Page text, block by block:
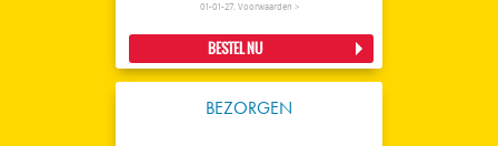
01-01-27. Voorwaarden >
BESTEL NU
BEZORGEN